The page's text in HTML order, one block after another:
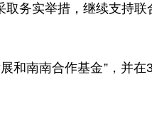
务实举措，继续支持联
南南合作基金”，并在